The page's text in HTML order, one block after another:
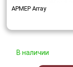
АРМЕР Array
В наличии